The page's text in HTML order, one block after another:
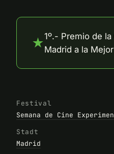
★1º.- Premio de
Madrid a la
Festival
Semana de Cine
Stadt
Madrid